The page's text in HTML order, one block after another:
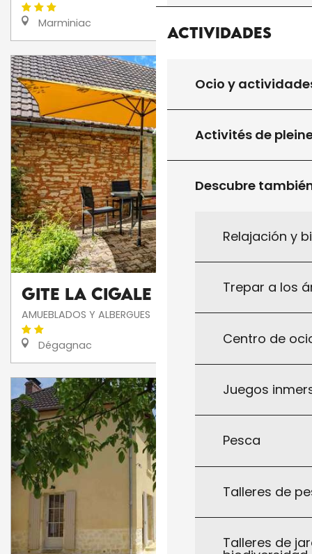
Actividades
Ocio y
Activités de
Descubre
Relajación y
Trepar a los
Centro de
Juegos
Pesca
Talleres de
Talleres de
Marminiac
Gite La Cigale
AMUEBLADOS Y ALBERGUES
Dégagnac